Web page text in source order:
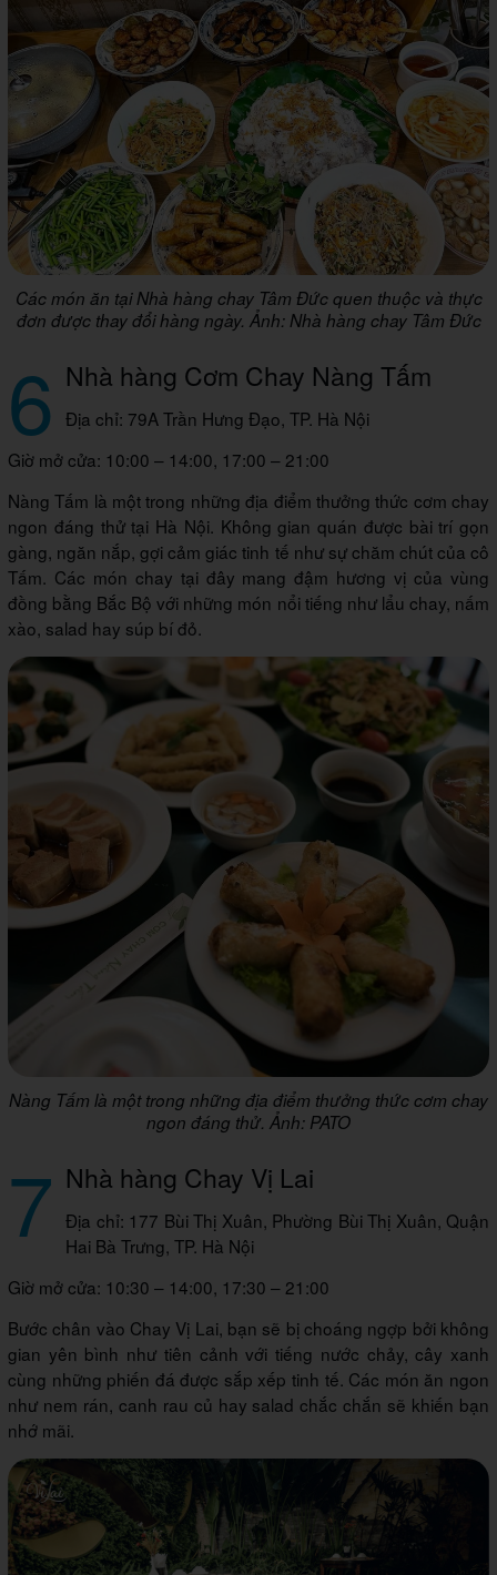
Các món ăn tại Nhà hàng chay Tâm Đức quen thuộc và thực
đơn được thay đổi hàng ngày. Ảnh: Nhà hàng chay Tâm Đức
6 Nhà hàng Cơm Chay Nàng Tấm
Địa chỉ: 79A Trần Hưng Đạo, TP. Hà Nội
Giờ mở cửa: 10:00 – 14:00, 17:00 – 21:00
Nàng Tấm là một trong những địa điểm thưởng thức cơm chay
ngon đáng thử tại Hà Nội. Không gian quán được bài trí gọn
gàng, ngăn nắp, gợi cảm giác tinh tế như sự chăm chút của cô
Tấm. Các món chay tại đây mang đậm hương vị của vùng
đồng bằng Bắc Bộ với những món nổi tiếng như lẩu chay, nấm
xào, salad hay súp bí đỏ.
Nàng Tấm là một trong những địa điểm thưởng thức cơm chay
ngon đáng thử. Ảnh: PATO
7 Nhà hàng Chay Vị Lai
Địa chỉ: 177 Bùi Thị Xuân, Phường Bùi Thị Xuân, Quận
Hai Bà Trưng, TP. Hà Nội
Giờ mở cửa: 10:30 – 14:00, 17:30 – 21:00
Bước chân vào Chay Vị Lai, bạn sẽ bị choáng ngợp bởi không
gian yên bình như tiên cảnh với tiếng nước chảy, cây xanh
cùng những phiến đá được sắp xếp tinh tế. Các món ăn ngon
như nem rán, canh rau củ hay salad chắc chắn sẽ khiến bạn
nhớ mãi.